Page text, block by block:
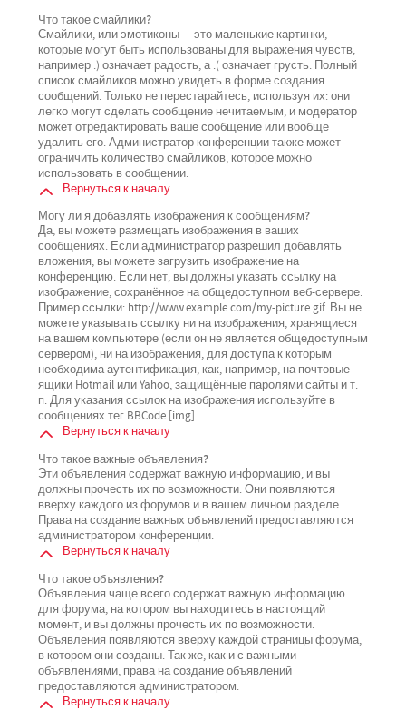
Что такое смайлики?
Смайлики, или эмотиконы — это маленькие картинки,
которые могут быть использованы для выражения чувств,
например :) означает радость, а :( означает грусть. Полный
список смайликов можно увидеть в форме создания
сообщений. Только не перестарайтесь, используя их: они
легко могут сделать сообщение нечитаемым, и модератор
может отредактировать ваше сообщение или вообще
удалить его. Администратор конференции также может
ограничить количество смайликов, которое можно
использовать в сообщении.
Вернуться к началу
Могу ли я добавлять изображения к сообщениям?
Да, вы можете размещать изображения в ваших
сообщениях. Если администратор разрешил добавлять
вложения, вы можете загрузить изображение на
конференцию. Если нет, вы должны указать ссылку на
изображение, сохранённое на общедоступном веб-сервере.
Пример ссылки: http://www.example.com/my-picture.gif. Вы не
можете указывать ссылку ни на изображения, хранящиеся
на вашем компьютере (если он не является общедоступным
сервером), ни на изображения, для доступа к которым
необходима аутентификация, как, например, на почтовые
ящики Hotmail или Yahoo, защищённые паролями сайты и т.
п. Для указания ссылок на изображения используйте в
сообщениях тег BBCode [img].
Вернуться к началу
Что такое важные объявления?
Эти объявления содержат важную информацию, и вы
должны прочесть их по возможности. Они появляются
вверху каждого из форумов и в вашем личном разделе.
Права на создание важных объявлений предоставляются
администратором конференции.
Вернуться к началу
Что такое объявления?
Объявления чаще всего содержат важную информацию
для форума, на котором вы находитесь в настоящий
момент, и вы должны прочесть их по возможности.
Объявления появляются вверху каждой страницы форума,
в котором они созданы. Так же, как и с важными
объявлениями, права на создание объявлений
предоставляются администратором.
Вернуться к началу